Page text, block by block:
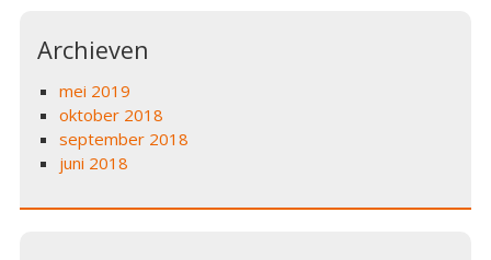
Archieven
mei 2019
oktober 2018
september 2018
juni 2018